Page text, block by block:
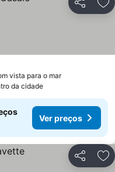
Partilhar
vista para o mar
da cidade
Ver preços
Partilhar